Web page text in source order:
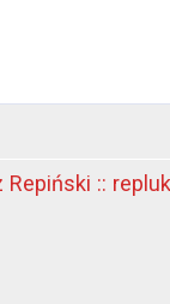
Repiński ::